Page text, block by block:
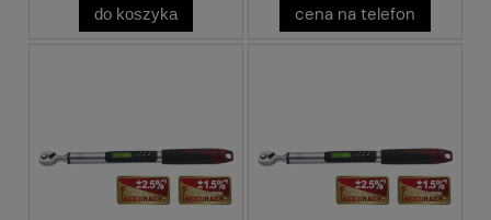
do koszyka cena na telefon